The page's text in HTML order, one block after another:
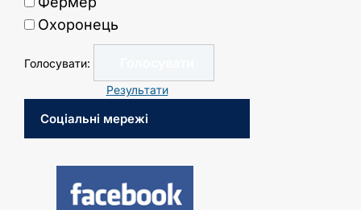
Охоронець
Голосувати:
Результати
Соціальні мережі